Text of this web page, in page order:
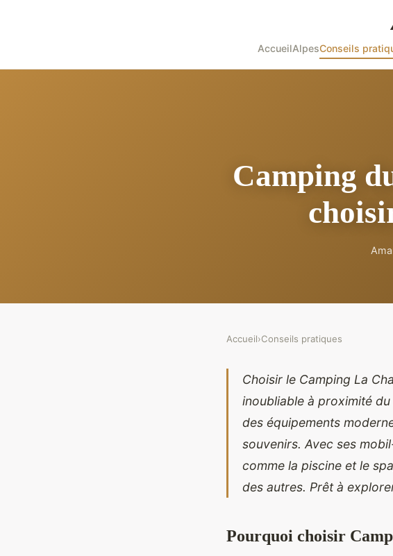
AccueilAlpesConseils
Camping
Accueil›Conseils pratiques
Choisir le Camping La
inoubliable à proximité
des équipements
souvenirs. Avec ses
comme la piscine et le
des autres. Prêt à
Pourquoi choisir